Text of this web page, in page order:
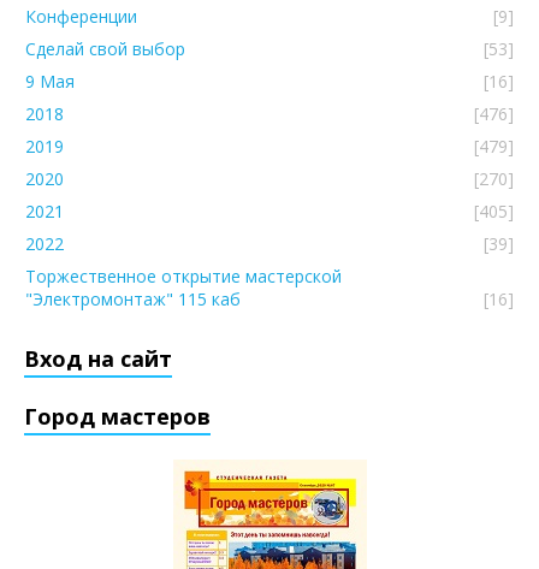
Конференции
[9]
Сделай свой выбор
[53]
9 Мая
[16]
2018
[476]
2019
[479]
2020
[270]
2021
[405]
2022
[39]
Торжественное открытие мастерской
"Электромонтаж" 115 каб
[16]
Вход на сайт
Город мастеров